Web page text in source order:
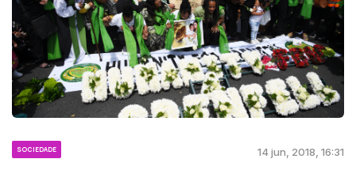
SOCIEDADE 14 jun, 2018, 16:31